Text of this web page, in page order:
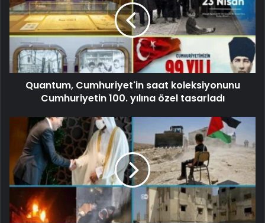
Quantum, Cumhuriyet'in saat koleksiyonunu
Cumhuriyetin 100. yılına özel tasarladı